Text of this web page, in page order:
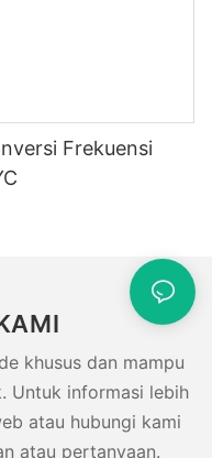
Frekuensi
khusus dan mampu
Untuk informasi lebih
atau hubungi kami
atau pertanyaan.